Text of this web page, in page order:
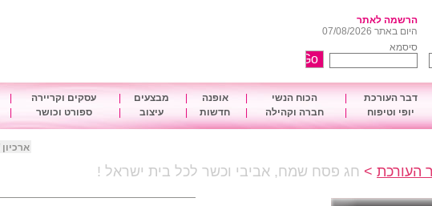
הרשמה לאתר
היום באתר 07/08/2026
סיסמא
דבר העורכת הכוח הנשי אופנה מבצעים עסקים וקריירה
יופי וטיפוח חברה וקהילה חדשות עיצוב ספורט וכושר
העורכת > חג פסח שמח, אביבי וכשר לכל בית ישראל !